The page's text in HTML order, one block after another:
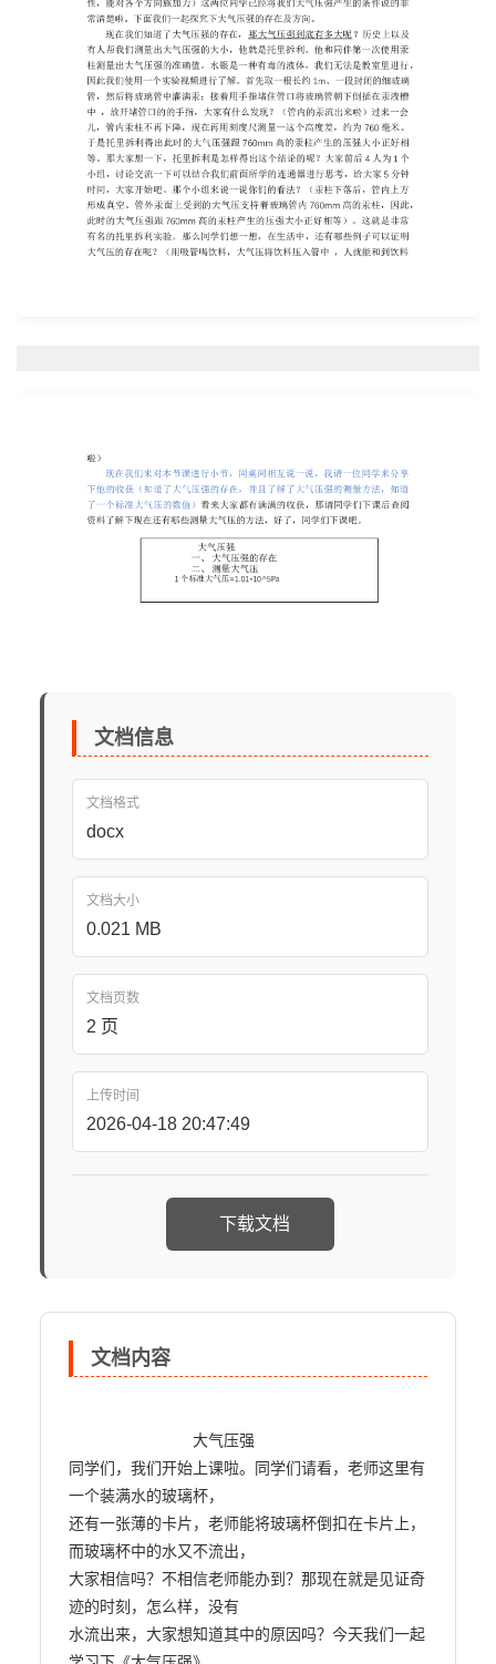
文档信息
文档格式
docx
文档大小
0.021 MB
文档页数
2 页
上传时间
2026-04-18 20:47:49
下载文档
文档内容
同学们，我们开始上课啦。同学们请看，老师这里有
一个装满水的玻璃杯，
还有一张薄的卡片，老师能将玻璃杯倒扣在卡片上，
而玻璃杯中的水又不流出，
大家相信吗？不相信老师能办到？那现在就是见证奇
迹的时刻，怎么样，没有
水流出来，大家想知道其中的原因吗？今天我们一起